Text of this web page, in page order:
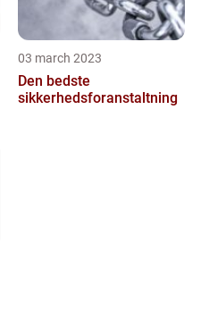
03 march 2023
Den bedste
sikkerhedsforanstaltning